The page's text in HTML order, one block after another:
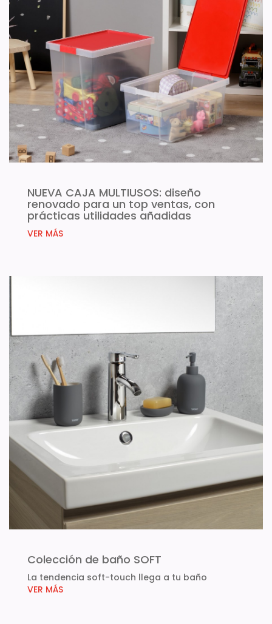
NUEVA CAJA MULTIUSOS: diseño
renovado para un top ventas, con
prácticas utilidades añadidas
VER MÁS
Colección de baño SOFT
La tendencia soft-touch llega a tu baño
VER MÁS